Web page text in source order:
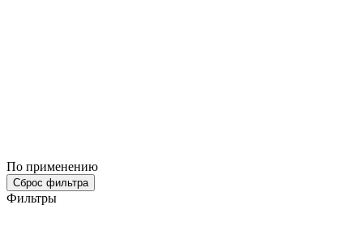
По применению
Сброс фильтра
Фильтры